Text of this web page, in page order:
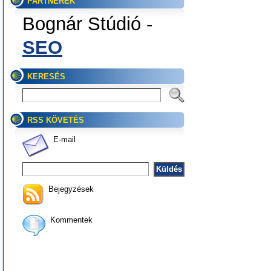
Bognár Stúdió -
SEO
KERESÉS
RSS KÖVETÉS
E-mail
Bejegyzések
Kommentek